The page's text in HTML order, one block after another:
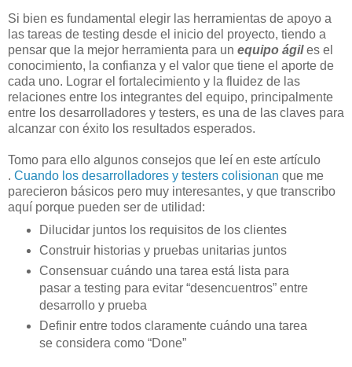
Si bien es fundamental elegir las herramientas de apoyo a
las tareas de testing desde el inicio del proyecto, tiendo a
pensar que la mejor herramienta para un equipo ágiles el
conocimiento, la confianza y el valor que tiene el aporte de
cada uno. Lograr el fortalecimiento y la fluidez de las
relaciones entre los integrantes del equipo, principalmente
entre los desarrolladores y testers, es una de las claves para
alcanzar con éxito los resultados esperados.
Tomo para ello algunos consejos que leí en este artículo
. Cuando los desarrolladores y testers colisionan que me
parecieron básicos pero muy interesantes, y que transcribo
aquí porque pueden ser de utilidad:
Dilucidar juntos los requisitos de los clientes
Construir historias y pruebas unitarias juntos
Consensuar cuándo una tarea está lista para
pasar a testing para evitar “desencuentros” entre
desarrollo y prueba
Definir entre todos claramente cuándo una tarea
se considera como “Done”